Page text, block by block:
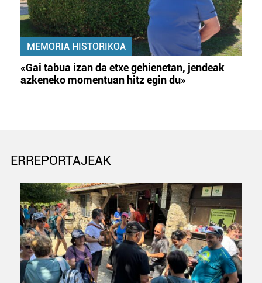
MEMORIA HISTORIKOA
«Gai tabua izan da etxe gehienetan, jendeak
azkeneko momentuan hitz egin du»
ERREPORTAJEAK